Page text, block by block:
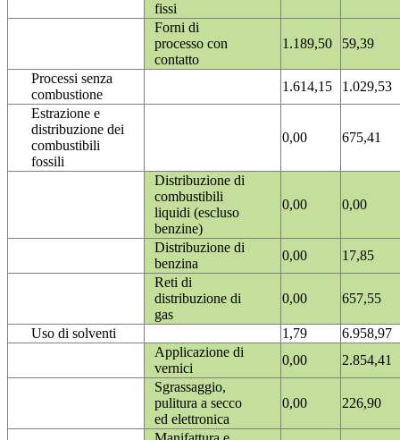
fissi
Forni di
processo con
contatto
1.189,50 59,39
Processi senza
combustione
1.614,15
1.029,53
Estrazione e
distribuzione dei
combustibili
fossili
0,00 675,41
Distribuzione di
combustibili
liquidi (escluso
benzine)
0,00 0,00
Distribuzione di
benzina
0,00
17,85
Reti di
distribuzione di
gas
0,00 657,55
Uso di solventi 1,79
6.958,97
Applicazione di
vernici
0,00
2.854,41
Sgrassaggio,
pulitura a secco
ed elettronica
0,00 226,90